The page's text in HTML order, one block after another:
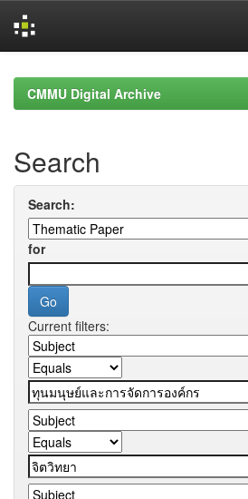
navigationCMMU Digital Archive
Search
Search:
for
Current filters: